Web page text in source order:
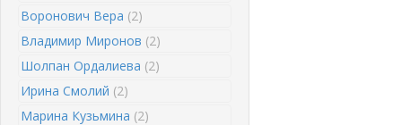
Воронович Вера (2)
Владимир Миронов (2)
Шолпан Ордалиева (2)
Ирина Смолий (2)
Марина Кузьмина (2)